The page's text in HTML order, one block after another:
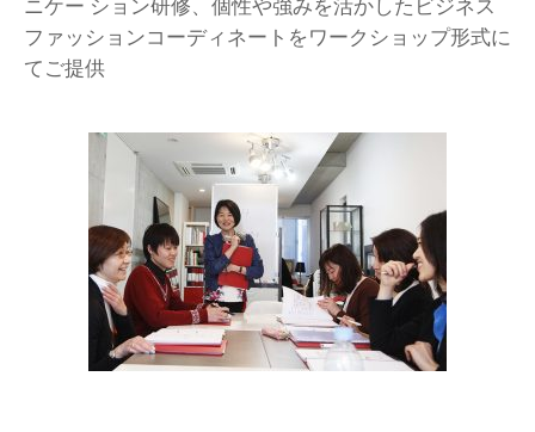
ニケー ション研修、個性や強みを活かしたビジネス
ファッションコーディネートをワークショップ形式に
てご提供